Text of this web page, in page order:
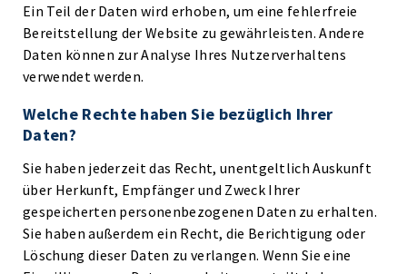
Ein Teil der Daten wird erhoben, um eine fehlerfreie
Bereitstellung der Website zu gewährleisten. Andere
Daten können zur Analyse Ihres Nutzerverhaltens
verwendet werden.
Welche Rechte haben Sie bezüglich Ihrer
Daten?
Sie haben jederzeit das Recht, unentgeltlich Auskunft
über Herkunft, Empfänger und Zweck Ihrer
gespeicherten personenbezogenen Daten zu erhalten.
Sie haben außerdem ein Recht, die Berichtigung oder
Löschung dieser Daten zu verlangen. Wenn Sie eine